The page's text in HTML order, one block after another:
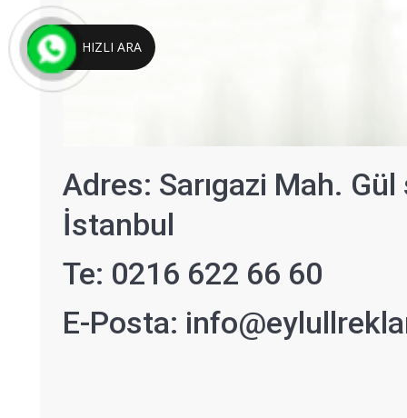
Adres: Sarıgazi Mah.
İstanbul
Te: 0216 622 66 60
E-Posta:
HIZLI ARA